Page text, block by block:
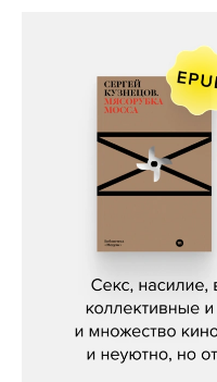
Сергей